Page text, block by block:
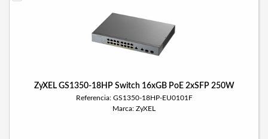
ZyXEL GS1350-18HP Switch 16xGB PoE 2xSFP 250W
Referencia: GS1350-18HP-EU0101F
Marca: ZyXEL